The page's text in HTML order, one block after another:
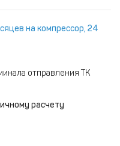
на компрессор, 24
отправления ТК
расчету